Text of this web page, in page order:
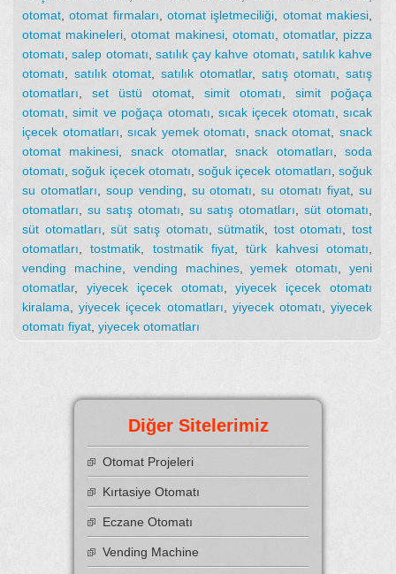
otomat,otomat firmaları,otomat işletmeciliği, otomat makiesi,
otomat makineleri,otomat makinesi, otomatı, otomatlar, pizza
otomatı,salep otomatı, satılık çay kahve otomatı, satılık kahve
otomatı, satılık otomat,satılık otomatlar, satış otomatı,satış
otomatları, set üstü otomat, simit otomatı, simit poğaça
otomatı,simit ve poğaça otomatı, sıcak içecek otomatı, sıcak
içecek otomatları,sıcak yemek otomatı, snack otomat,snack
otomat makinesi, snack otomatlar,snack otomatları,soda
otomatı,soğuk içecek otomatı,soğuk içecek otomatları,soğuk
su otomatları, soup vending, su otomatı,su otomatı fiyat,su
otomatları, su satış otomatı, su satış otomatları,süt otomatı,
süt otomatları,süt satış otomatı,sütmatik, tost otomatı, tost
otomatları,tostmatik, tostmatik fiyat,türk kahvesi otomatı,
vending machine, vending machines,yemek otomatı,yeni
otomatlar, yiyecek içecek otomatı,yiyecek içecek otomatı
kiralama,yiyecek içecek otomatları, yiyecek otomatı,yiyecek
otomatı fiyat, yiyecek otomatları
Diğer Sitelerimiz
Otomat Projeleri
Kırtasiye Otomatı
Eczane Otomatı
Vending Machine